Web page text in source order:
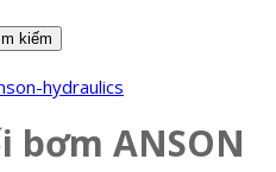
bơm ANSON